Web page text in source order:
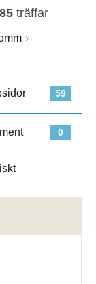
träffar
59
0